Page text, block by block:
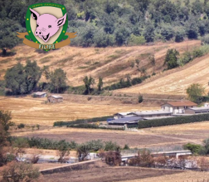
Shop Details
Securely Checkout and Enjoy
Deliveries